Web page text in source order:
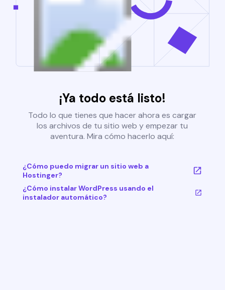
¡Ya todo está listo!
Todo lo que tienes que hacer ahora es cargar
los archivos de tu sitio web y empezar tu
aventura. Mira cómo hacerlo aquí:
¿Cómo puedo migrar un sitio web a
Hostinger?
¿Cómo instalar WordPress usando el
instalador automático?